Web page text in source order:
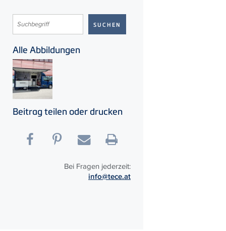
Alle Abbildungen
Beitrag teilen oder drucken
Bei Fragen jederzeit:
info@tece.at